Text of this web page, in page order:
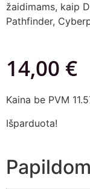
žaidimams, kaip
Pathfinder,
14,00 €
Kaina be PVM
Išparduota!